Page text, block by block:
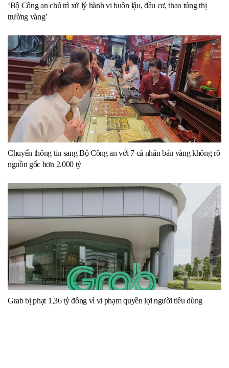
‘Bộ Công an chủ trì xử lý hành vi buôn lậu, đầu cơ, thao túng thị
trường vàng’
Chuyển thông tin sang Bộ Công an với 7 cá nhân bán vàng không rõ
nguồn gốc hơn 2.000 tỷ
Grab bị phạt 1,36 tỷ đồng vì vi phạm quyền lợi người tiêu dùng